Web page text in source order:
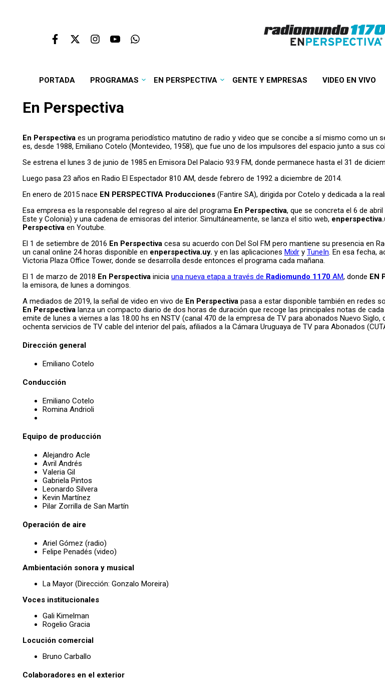
PORTADA PROGRAMAS EN PERSPECTIVA GENTE Y EMPRESAS VIDEO EN VIVO
En Perspectiva
En Perspectiva es un programa periodístico matutino de radio y video que se concibe a sí mismo como un
es, desde 1988, Emiliano Cotelo (Montevideo, 1958), que fue uno de los impulsores del espacio junto a sus
Se estrena el lunes 3 de junio de 1985 en Emisora Del Palacio 93.9 FM, donde permanece hasta el 31 de
Luego pasa 23 años en Radio El Espectador 810 AM, desde febrero de 1992 a diciembre de 2014.
En enero de 2015 nace EN PERSPECTIVA Producciones (Fantire SA), dirigida por Cotelo y dedicada a la
Esa empresa es la responsable del regreso al aire del programa En Perspectiva, que se concreta el 6 de
Este y Colonia) y una cadena de emisoras del interior. Simultáneamente, se lanza el sitio web,
Perspectiva en Youtube.
El 1 de setiembre de 2016 En Perspectiva cesa su acuerdo con Del Sol FM pero mantiene su presencia en
un canal online 24 horas disponible en enperspectiva.uy. y en las aplicaciones Mixlr y TuneIn. En esa fecha,
Victoria Plaza Office Tower, donde se desarrolla desde entonces el programa cada mañana.
El 1 de marzo de 2018 En Perspectiva inicia una nueva etapa a través de Radiomundo 1170 AM, donde EN
la emisora, de lunes a domingos.
A mediados de 2019, la señal de video en vivo de En Perspectiva pasa a estar disponible también en redes
En Perspectiva lanza un compacto diario de dos horas de duración que recoge las principales notas de
emite de lunes a viernes a las 18.00 hs en NSTV (canal 470 de la empresa de TV para abonados Nuevo
ochenta servicios de TV cable del interior del país, afiliados a la Cámara Uruguaya de TV para Abonados
Dirección general
Emiliano Cotelo
Conducción
Emiliano Cotelo
Romina Andrioli
Equipo de producción
Alejandro Acle
Avril Andrés
Valeria Gil
Gabriela Pintos
Leonardo Silvera
Kevin Martínez
Pilar Zorrilla de San Martín
Operación de aire
Ariel Gómez (radio)
Felipe Penadés (video)
Ambientación sonora y musical
La Mayor (Dirección: Gonzalo Moreira)
Voces institucionales
Gali Kimelman
Rogelio Gracia
Locución comercial
Bruno Carballo
Colaboradores en el exterior